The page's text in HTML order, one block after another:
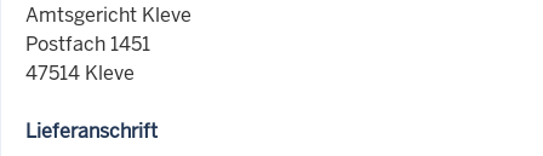
Amtsgericht Kleve
Postfach 1451
47514 Kleve
Lieferanschrift